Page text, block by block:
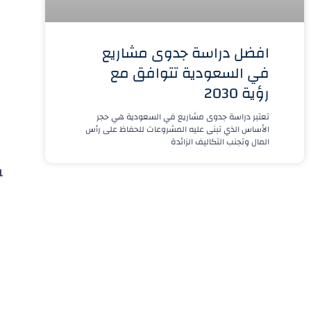
افضل دراسة جدوى مشاريع
في السعودية تتوافق مع
رؤية 2030
تعتبر دراسة جدوى مشاريع في السعودية هي حجر
الأساس الذي تبنى عليه المشروعات للحفاظ على رأس
المال وتجنب التكاليف الزائدة